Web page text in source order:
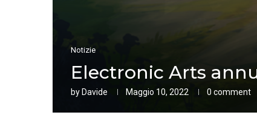
Notizie
Electronic Arts
by Davide Maggio 10, 2022 0 comment